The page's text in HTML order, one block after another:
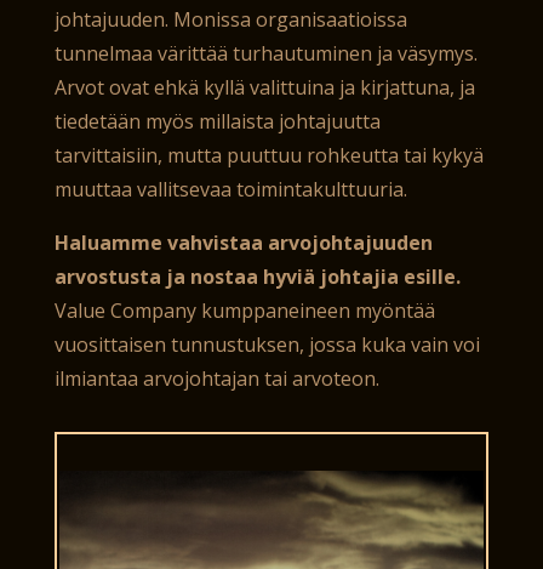
johtajuuden. Monissa organisaatioissa
tunnelmaa värittää turhautuminen ja väsymys.
Arvot ovat ehkä kyllä valittuina ja kirjattuna, ja
tiedetään myös millaista johtajuutta
tarvittaisiin, mutta puuttuu rohkeutta tai kykyä
muuttaa vallitsevaa toimintakulttuuria.
Haluamme vahvistaa arvojohtajuuden
arvostusta ja nostaa hyviä johtajia esille.
Value Company kumppaneineen myöntää
vuosittaisen tunnustuksen, jossa kuka vain voi
ilmiantaa arvojohtajan tai arvoteon.